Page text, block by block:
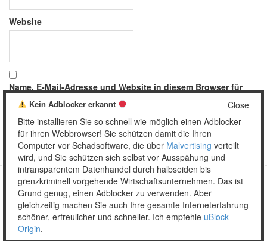
Website
Name, E-Mail-Adresse und Website in diesem Browser für
meinen nächsten Kommentar speichern.
Copyright © 2026 Unser täglich Spam.
MobileWordPress Theme by themehall.com
Close
Kein Adblocker erkannt
Bitte installieren Sie so schnell wie möglich einen Adblocker
für ihren Webbrowser! Sie schützen damit die Ihren
Computer vor Schadsoftware, die über Malvertising verteilt
wird, und Sie schützen sich selbst vor Ausspähung und
intransparentem Datenhandel durch halbseiden bis
grenzkriminell vorgehende Wirtschaftsunternehmen. Das ist
Grund genug, einen Adblocker zu verwenden. Aber
gleichzeitig machen Sie auch Ihre gesamte Interneterfahrung
schöner, erfreulicher und schneller. Ich empfehle uBlock
Origin.